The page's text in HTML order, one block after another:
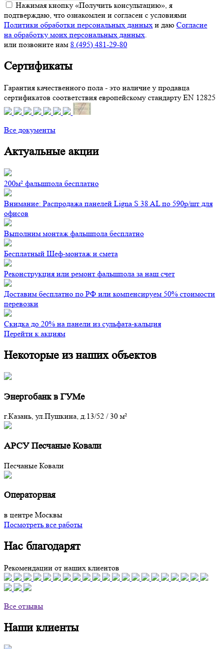
Нажимая кнопку «Получить консультацию», я
подтверждаю, что ознакомлен и согласен с условиями
Политики обработки персональных данных и даю Согласие
на обработку моих персональных данных.
или позвоните нам 8 (495) 481-29-80
Сертификаты
Гарантия качественного пола - это наличие у продавца
сертификатов соответствия европейскому стандарту EN 12825
Все документы
Актуальные акции
200м² фальшпола бесплатно
Внимание: Распродажа панелей Ligna S 38 AL по 590р/шт для
офисов
Выполним монтаж фальшпола бесплатно
Бесплатный Шеф-монтаж и смета
Реконструкция или ремонт фальшпола за наш счет
Доставим бесплатно по РФ или компенсируем 50% стоимости
перевозки
Скидка до 20% на панели из сульфата-кальция
Перейти к акциям
Некоторые из наших объектов
Энергобанк в ГУМе
г.Казань, ул.Пушкина, д.13/52 /30 м²
АРСУ Песчаные Ковали
Песчаные Ковали
Операторная
в центре Москвы
Посмотреть все работы
Нас благодарят
Рекомендации от наших клиентов
Все отзывы
Наши клиенты